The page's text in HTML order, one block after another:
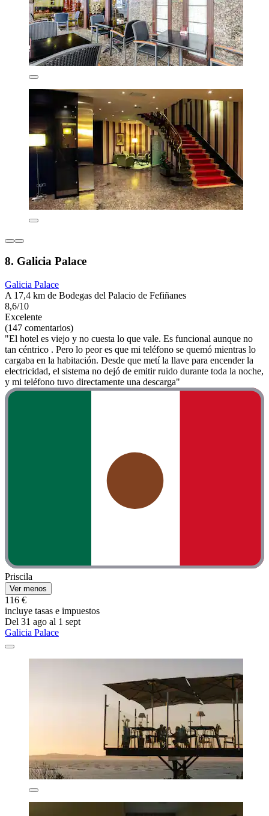
8. Galicia Palace
Galicia Palace
A 17,4 km de Bodegas del Palacio de Fefiñanes
8,6/10
Excelente
(147 comentarios)
"El hotel es viejo y no cuesta lo que vale. Es funcional aunque no
tan céntrico . Pero lo peor es que mi teléfono se quemó mientras lo
cargaba en la habitación. Desde que metí la llave para encender la
electricidad, el sistema no dejó de emitir ruido durante toda la noche,
y mi teléfono tuvo directamente una descarga"
Priscila
Ver menos
116 €
incluye tasas e impuestos
Del 31 ago al 1 sept
Galicia Palace